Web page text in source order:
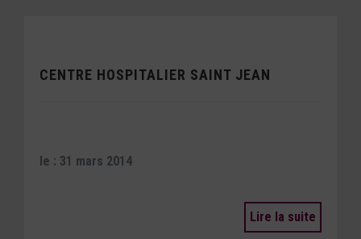
CENTRE HOSPITALIER SAINT JEAN
le : 31 mars 2014
Lire la suite